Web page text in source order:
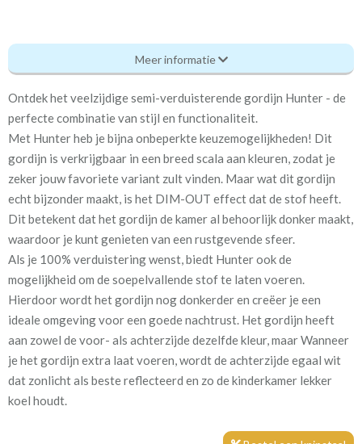
Va_Hunter 1053 Sky
Eigenschappen gordijnstof
Artikelnummer Va_Hunter 1053 Sky
Stofbreedte: 140 cm
Meestal eerder, maar houd
rekening met
circa 2-3 weken
Materiaal: 100% polyester
Om ervoor te zorgen dat er geen lichtkieren ontstaan, geven we
je graag een handige tip: meet het gordijn royaal in de breedte
op. Bovendien zorgt het plaatsen van een rail aan het plafond en
manier geniet je van optimale verduistering en creëer je een
Meer informatie
Ontdek het veelzijdige semi-verduisterende gordijn Hunter - de
perfecte combinatie van stijl en functionaliteit.
Met Hunter heb je bijna onbeperkte keuzemogelijkheden! Dit
gordijn is verkrijgbaar in een breed scala aan kleuren, zodat je
zeker jouw favoriete variant zult vinden. Maar wat dit gordijn
echt bijzonder maakt, is het DIM-OUT effect dat de stof heeft.
Dit betekent dat het gordijn de kamer al behoorlijk donker maakt,
waardoor je kunt genieten van een rustgevende sfeer.
Als je 100% verduistering wenst, biedt Hunter ook de
mogelijkheid om de soepelvallende stof te laten voeren.
Hierdoor wordt het gordijn nog donkerder en creëer je een
ideale omgeving voor een goede nachtrust. Het gordijn heeft
aan zowel de voor- als achterzijde dezelfde kleur, maar Wanneer
je het gordijn extra laat voeren, wordt de achterzijde egaal wit
dat zonlicht als beste reflecteerd en zo de kinderkamer lekker
koel houdt.